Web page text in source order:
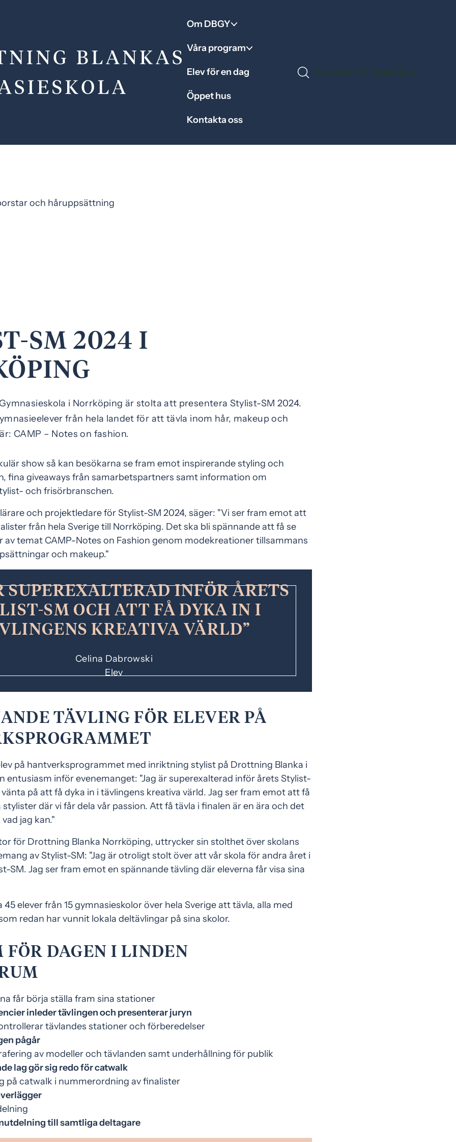
Om DBGY
Våra program
Elev för en dag
Öppet hus
Kontakta oss
Se datum för öppet hus
SM 2024 I
i Norrköping är stolta att presentera Stylist-SM 2024.
från hela landet för att tävla inom hår, makeup och
CAMP – Notes on fashion.
show så kan besökarna se fram emot inspirerande styling och
fina giveaways från samarbetspartners samt information om
och frisörbranschen.
och projektledare för Stylist-SM 2024, säger: "Vi ser fram emot att
från hela Sverige till Norrköping. Det ska bli spännande att få se
av temat CAMP-Notes on Fashion genom modekreationer tillsammans
och makeup."
SUPEREXALTERAD INFÖR ÅRETS
SM OCH ATT FÅ DYKA IN I
KREATIVA VÄRLD
Celina Dabrowski
Elev
TÄVLING FÖR ELEVER PÅ
på hantverksprogrammet med inriktning stylist på Drottning Blanka i
entusiasm inför evenemanget: "Jag är superexalterad inför årets Stylist-
på att få dyka in i tävlingens kreativa värld. Jag ser fram emot att få
där vi får dela vår passion. Att få tävla i finalen är en ära och det
jag kan."
för Drottning Blanka Norrköping, uttrycker sin stolthet över skolans
av Stylist-SM: "Jag är otroligt stolt över att vår skola för andra året i
SM. Jag ser fram emot en spännande tävling där eleverna får visa sina
elever från 15 gymnasieskolor över hela Sverige att tävla, alla med
redan har vunnit lokala deltävlingar på sina skolor.
FÖR DAGEN I LINDEN
får börja ställa fram sina stationer
inleder tävlingen och presenterar juryn
tävlandes stationer och förberedelser
pågår
av modeller och tävlanden samt underhållning för publik
lag gör sig redo för catwalk
på catwalk i nummerordning av finalister
till samtliga deltagare